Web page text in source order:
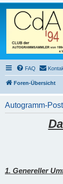
FAQ
Foren-Übersicht
Autogramm-
1. Genereller